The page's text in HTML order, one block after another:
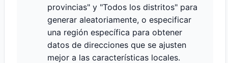
provincias" y "Todos los distritos" para
generar aleatoriamente, o especificar
una región específica para obtener
datos de direcciones que se ajusten
mejor a las características locales.